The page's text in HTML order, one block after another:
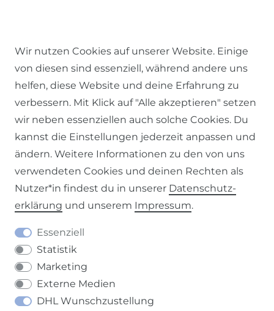
Impressum Daten­schutz­erklärung AGB
Barrierefreiheitserklärung Widerrufs­recht
Wir nutzen Cookies auf unserer Website. Einige
von diesen sind essenziell, während andere uns
helfen, diese Website und deine Erfahrung zu
verbessern. Mit Klick auf "Alle akzeptieren" setzen
wir neben essenziellen auch solche Cookies. Du
kannst die Einstellungen jederzeit anpassen und
ändern. Weitere Informationen zu den von uns
verwendeten Cookies und deinen Rechten als
Nutzer*in findest du in unserer Daten­schutz­
erklärung und unserem Impressum.
Essenziell
Statistik
Marketing
Externe Medien
DHL Wunschzustellung